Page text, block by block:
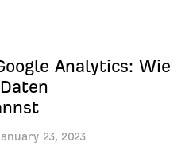
23, 2023
Analytics: Wie